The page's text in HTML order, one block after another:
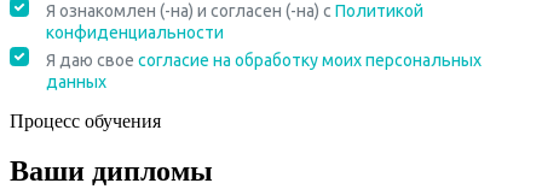
Процесс обучения
Ваши дипломы